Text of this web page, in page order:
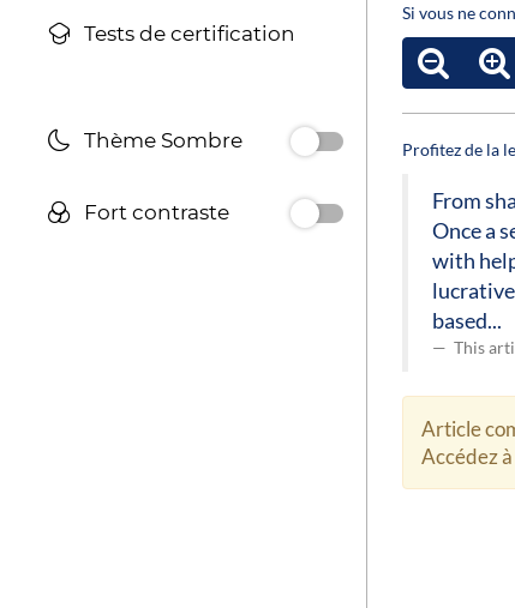
Tests de certification
Thème Sombre
Fort contraste
Si vous ne
Profitez de la
From
Once a
with
based...
This
Article
Accédez